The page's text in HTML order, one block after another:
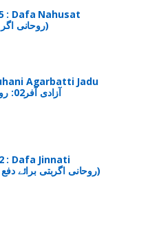
: Dafa Nahusat
(روحانی اگر بتی برائےدفع نحوست)
Agarbatti Jadu
: Dafa Jinnati
Asraat (روحانی اگربتی برائے دفع جناتی اثرات)